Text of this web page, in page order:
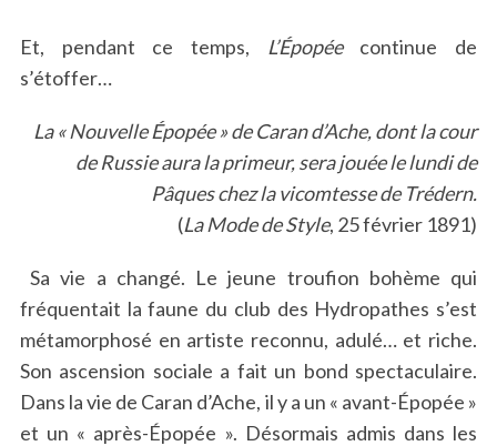
Et, pendant ce temps, L’Épopée continue de
s’étoffer…
La « NouvelleÉpopée »de Caran d’Ache, dont la cour
de Russie aura la primeur, sera jouée le lundi de
Pâques chez la vicomtesse de Trédern.
(La Mode de Style, 25 février 1891)
Sa vie a changé. Le jeune troufion bohème qui
fréquentait la faune du club des Hydropathes s’est
métamorphosé en artiste reconnu, adulé… et riche.
Son ascension sociale a fait un bond spectaculaire.
Dans la vie de Caran d’Ache, il y a un « avant-Épopée »
et un « après-Épopée ». Désormais admis dans les